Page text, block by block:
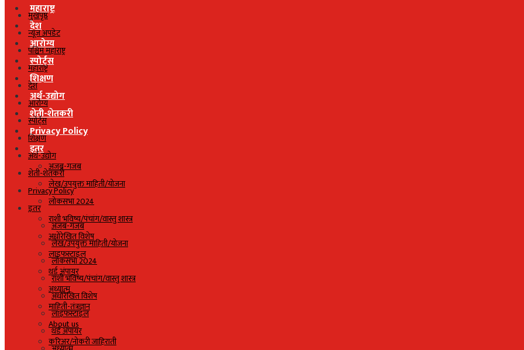
महाराष्ट्र
देश
आरोग्य
स्पोर्ट्स
शिक्षण
अर्थ-उद्योग
शेती-शेतकरी
Privacy Policy
इतर
अजब-गजब
लेख/उपयुक्त माहिती/योजना
लोकसभा 2024
राशी भविष्य/पंचांग/वास्तु शास्त्र
अधोरेखित विशेष
लाइफस्टाइल
थर्ड अंपायर
अध्यात्म
माहिती-तंत्रज्ञान
About us
करिअर/नोकरी जाहिराती
मुखपृष्ठ
न्यूज अपडेट
पश्चिम महाराष्ट्र
महाराष्ट्र
देश
आरोग्य
स्पोर्ट्स
शिक्षण
अर्थ-उद्योग
शेती-शेतकरी
Privacy Policy
इतर
अजब-गजब
लेख/उपयुक्त माहिती/योजना
लोकसभा 2024
राशी भविष्य/पंचांग/वास्तु शास्त्र
अधोरेखित विशेष
लाइफस्टाइल
थर्ड अंपायर